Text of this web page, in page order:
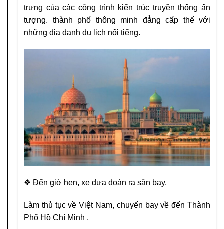
trưng của các công trình kiến trúc truyền thống ấn
tượng. thành phố thông minh đẳng cấp thế với
những địa danh du lịch nổi tiếng.
❖ Đến giờ hẹn, xe đưa đoàn ra sân bay.
Làm thủ tục về Việt Nam, chuyến bay về đến Thành
Phố Hồ Chí Minh .